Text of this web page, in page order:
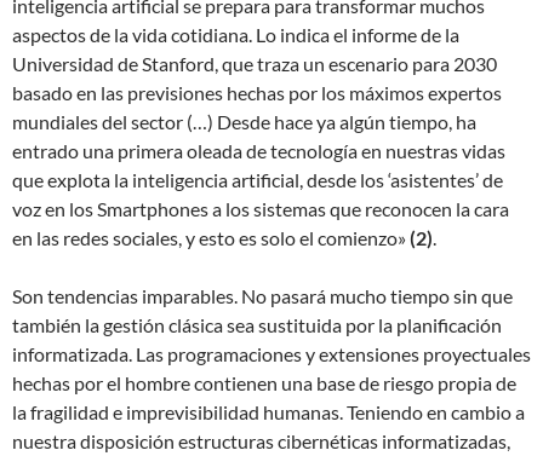
inteligencia artificial se prepara para transformar muchos
aspectos de la vida cotidiana. Lo indica el informe de la
Universidad de Stanford, que traza un escenario para 2030
basado en las previsiones hechas por los máximos expertos
mundiales del sector (…) Desde hace ya algún tiempo, ha
entrado una primera oleada de tecnología en nuestras vidas
que explota la inteligencia artificial, desde los ‘asistentes’ de
voz en los Smartphones a los sistemas que reconocen la cara
en las redes sociales, y esto es solo el comienzo»(2).
Son tendencias imparables. No pasará mucho tiempo sin que
también la gestión clásica sea sustituida por la planificación
informatizada. Las programaciones y extensiones proyectuales
hechas por el hombre contienen una base de riesgo propia de
la fragilidad e imprevisibilidad humanas. Teniendo en cambio a
nuestra disposición estructuras cibernéticas informatizadas,